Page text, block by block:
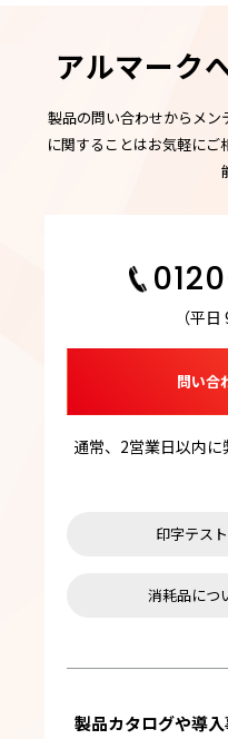
アルマーク
製品の問い合わせからメ
に関することはお気軽に
（平
問い合
通常、2営業日以内
印字テス
消耗品につ
製品カタログや導